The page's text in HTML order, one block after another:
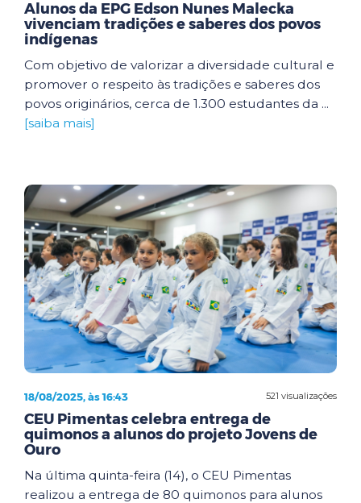
Alunos da EPG Edson Nunes Malecka
vivenciam tradições e saberes dos povos
indígenas
Com objetivo de valorizar a diversidade cultural e
promover o respeito às tradições e saberes dos
povos originários, cerca de 1.300 estudantes da ...
[saiba mais]
521 visualizações
18/08/2025, às 16:43
CEU Pimentas celebra entrega de
quimonos a alunos do projeto Jovens de
Ouro
Na última quinta-feira (14), o CEU Pimentas
realizou a entrega de 80 quimonos para alunos